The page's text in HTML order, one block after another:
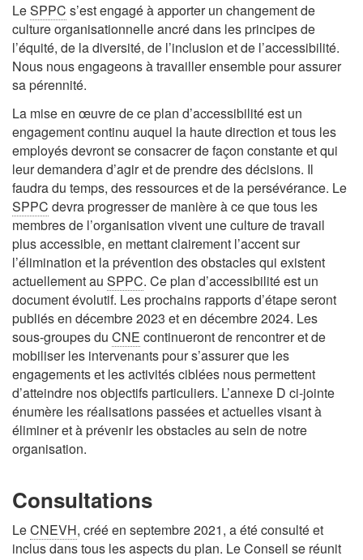
LeSPPC s’est engagé à apporter un changement de
culture organisationnelle ancré dans les principes de
l’équité, de la diversité, de l’inclusion et de l’accessibilité.
Nous nous engageons à travailler ensemble pour assurer
sa pérennité.
La mise en œuvre de ce plan d’accessibilité est un
engagement continu auquel la haute direction et tous les
employés devront se consacrer de façon constante et qui
leur demandera d’agir et de prendre des décisions. Il
faudra du temps, des ressources et de la persévérance. Le
SPPC devra progresser de manière à ce que tous les
membres de l’organisation vivent une culture de travail
plus accessible, en mettant clairement l’accent sur
l’élimination et la prévention des obstacles qui existent
actuellement au SPPC. Ce plan d’accessibilité est un
document évolutif. Les prochains rapports d’étape seront
publiés en décembre 2023 et en décembre 2024. Les
sous-groupes du CNE continueront de rencontrer et de
mobiliser les intervenants pour s’assurer que les
engagements et les activités ciblées nous permettent
d’atteindre nos objectifs particuliers. L’annexe D ci-jointe
énumère les réalisations passées et actuelles visant à
éliminer et à prévenir les obstacles au sein de notre
organisation.
Consultations
LeCNEVH, créé en septembre 2021, a été consulté et
inclus dans tous les aspects du plan. Le Conseil se réunit